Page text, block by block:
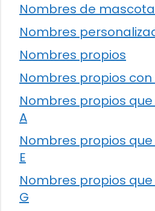
Nombres de
Nombres
Nombres propios
Nombres propios
Nombres propios
A
Nombres propios
E
Nombres propios
G